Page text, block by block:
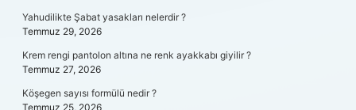
Yahudilikte Şabat yasakları nelerdir ?
Temmuz 29, 2026
Krem rengi pantolon altına ne renk ayakkabı giyilir ?
Temmuz 27, 2026
Köşegen sayısı formülü nedir ?
Temmuz 25, 2026